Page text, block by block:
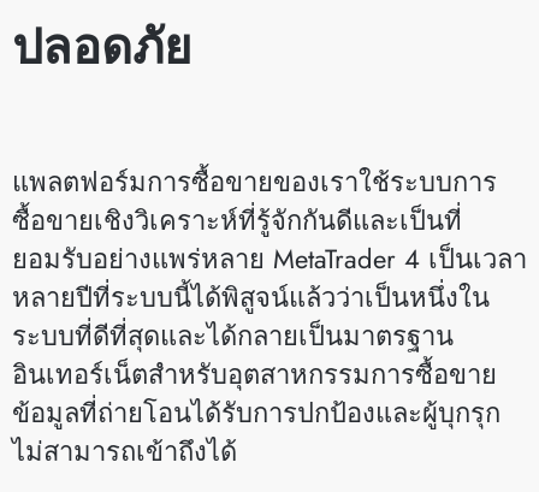
ปลอดภัย
แพลตฟอร์มการซื้อขายของเราใช้ระบบการ
ซื้อขายเชิงวิเคราะห์ที่รู้จักกันดีและเป็นที่
ยอมรับอย่างแพร่หลาย MetaTrader 4 เป็นเวลา
หลายปีที่ระบบนี้ได้พิสูจน์แล้วว่าเป็นหนึ่งใน
ระบบที่ดีที่สุดและได้กลายเป็นมาตรฐาน
อินเทอร์เน็ตสำหรับอุตสาหกรรมการซื้อขาย
ข้อมูลที่ถ่ายโอนได้รับการปกป้องและผู้บุกรุก
ไม่สามารถเข้าถึงได้